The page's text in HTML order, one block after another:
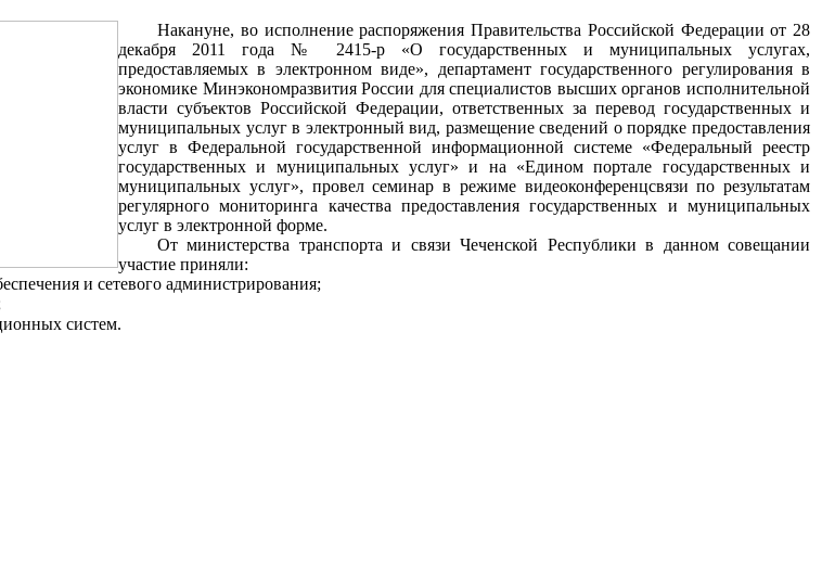
Накануне, во исполнение распоряжения Правительства Российской Федерации от 28
декабря 2011 года № 2415-р «О государственных и муниципальных услугах,
предоставляемых в электронном виде», департамент государственного регулирования в
экономике Минэкономразвития России для специалистов высших органов исполнительной
власти субъектов Российской Федерации, ответственных за перевод государственных и
муниципальных услуг в электронный вид, размещение сведений о порядке предоставления
услуг в Федеральной государственной информационной системе «Федеральный реестр
государственных и муниципальных услуг» и на «Едином портале государственных и
муниципальных услуг», провел семинар в режиме видеоконференцсвязи по результатам
регулярного мониторинга качества предоставления государственных и муниципальных
услуг в электронной форме.
От министерства транспорта и связи Чеченской Республики в данном совещании
участие приняли:
и сетевого администрирования;
систем.